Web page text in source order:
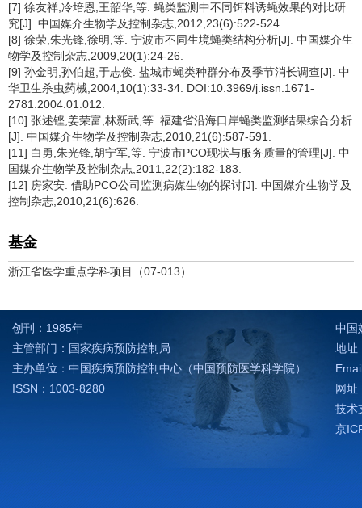
[7] 徐友祥,冷培恩,王韶华,等. 蝇类监测中不同饵料诱蝇效果的对比研
究[J]. 中国媒介生物学及控制杂志,2012,23(6):522-524.
[8] 徐荣,朱光锋,徐明,等. 宁波市不同生境蝇类结构分析[J]. 中国媒介生
物学及控制杂志,2009,20(1):24-26.
[9] 孙金明,孙伯超,于志俊. 盐城市蝇类种群分布及季节消长调查[J]. 中
华卫生杀虫药械,2004,10(1):33-34. DOI:10.3969/j.issn.1671-
2781.2004.01.012.
[10] 张述铿,姜荣富,林新武,等. 福建省沿海口岸蝇类监测结果综合分析
[J]. 中国媒介生物学及控制杂志,2010,21(6):587-591.
[11] 白勇,朱光锋,胡宁军,等. 宁波市PCO现状与服务质量的管理[J]. 中
国媒介生物学及控制杂志,2011,22(2):182-183.
[12] 房家安. 借助PCO公司监测病媒生物的探讨[J]. 中国媒介生物学及
控制杂志,2010,21(6):626.
基金
浙江省医学重点学科项目（07-013）
创刊：1985年
主管部门：国家疾病预防控制局
主办单位：中国疾病预防控制中心（中国预防医学科学院）
ISSN：1003-8280
中国
地址
网址
技术
京